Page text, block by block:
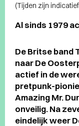
(Tijden zijn
Al sinds 1979
De Britse band
naar De
actief in de
pretpunk-
Amazing Mr.
onveilig. Na
eindelijk weer